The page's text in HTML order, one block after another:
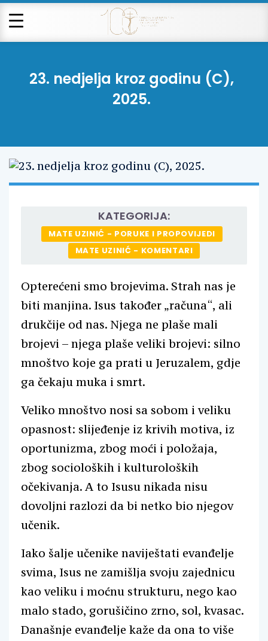
23. nedjelja kroz godinu (C),
2025.
KATEGORIJA:
MATE UZINIĆ - PORUKE I PROPOVIJEDI
MATE UZINIĆ - KOMENTARI
Opterećeni smo brojevima. Strah nas je
biti manjina. Isus također „računa“, ali
drukčije od nas. Njega ne plaše mali
brojevi – njega plaše veliki brojevi: silno
mnoštvo koje ga prati u Jeruzalem, gdje
ga čekaju muka i smrt.
Veliko mnoštvo nosi sa sobom i veliku
opasnost: slijeđenje iz krivih motiva, iz
oportunizma, zbog moći i položaja,
zbog socioloških i kulturoloških
očekivanja. A to Isusu nikada nisu
dovoljni razlozi da bi netko bio njegov
učenik.
Iako šalje učenike naviještati evanđelje
svima, Isus ne zamišlja svoju zajednicu
kao veliku i moćnu strukturu, nego kao
malo stado, gorušičino zrno, sol, kvasac.
Današnje evanđelje kaže da ona to više